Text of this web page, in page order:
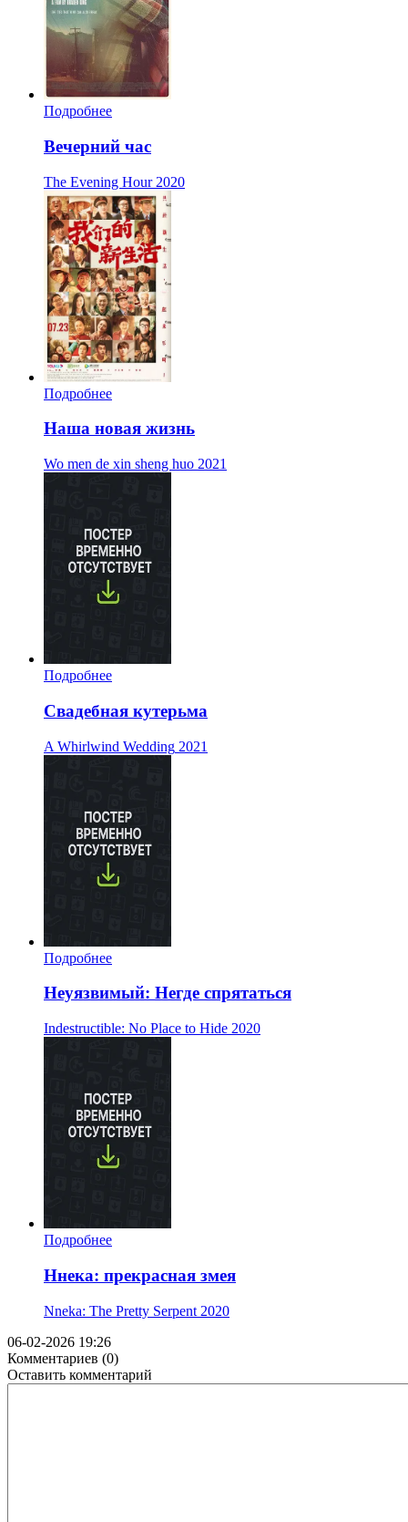
Подробнее
Вечерний час
The Evening Hour 2020
Подробнее
Наша новая жизнь
Wo men de xin sheng huo 2021
Подробнее
Свадебная кутерьма
A Whirlwind Wedding 2021
Подробнее
Неуязвимый: Негде спрятаться
Indestructible: No Place to Hide 2020
Подробнее
Ннека: прекрасная змея
Nneka: The Pretty Serpent 2020
06-02-2026 19:26
Комментариев (0)
Оставить комментарий